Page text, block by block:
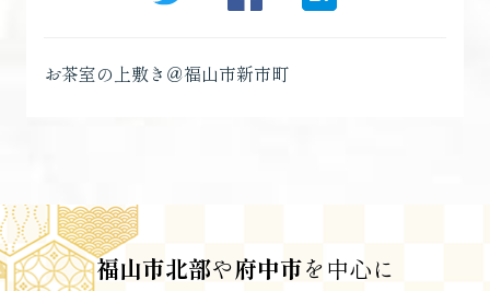
お茶室の上敷き＠福山市新市町
福山市北部や府中市を中心に